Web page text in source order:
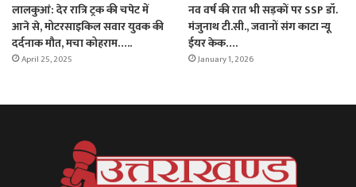
लालकुआं: देर रात्रि ट्रक की चपेट में
आने से, मोटरसाइकिल सवार युवक की
दर्दनाक मौत, मचा कोहराम…..
April 25, 2025
नव वर्ष की रात भी सड़कों पर SSP डॉ.
मंजुनाथ टी.सी., जवानों संग काटा न्यू
ईयर केक….
January 1, 2026